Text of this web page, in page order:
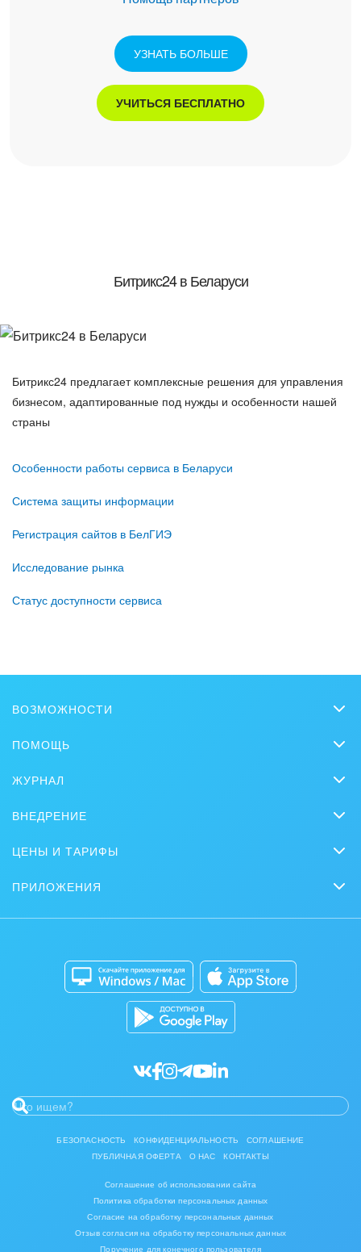
УЗНАТЬ БОЛЬШЕ
УЧИТЬСЯ БЕСПЛАТНО
Битрикс24 в Беларуси
Битрикс24 предлагает комплексные решения для управления
бизнесом, адаптированные под нужды и особенности нашей
страны
Особенности работы сервиса в Беларуси
Система защиты информации
Регистрация сайтов в БелГИЭ
Исследование рынка
Статус доступности сервиса
ВОЗМОЖНОСТИ
Онлайн-офис
Видеозвонки HD
Задачи и Проекты
Контакт-центр
ПОМОЩЬ
Вебинары
Журнал Битрикс24
ЖУРНАЛ
Продажи
Маркетинг
Нейросети
Кибербезопасность
ВНЕДРЕНИЕ
Партнеры
Стать партнером
Битрикс24 для Энтерпрайз
ЦЕНЫ И ТАРИФЫ
ПРИЛОЖЕНИЯ
Битрикс24 Маркет
Разработчикам приложений
БЕЗОПАСНОСТЬ КОНФИДЕНЦИАЛЬНОСТЬ
СОГЛАШЕНИЕ
ПУБЛИЧНАЯ ОФЕРТА
О НАС КОНТАКТЫ
Соглашение об использовании сайта
Политика обработки персональных данных
Согласие на обработку персональных данных
Отзыв согласия на обработку персональных данных
Поручение для конечного пользователя